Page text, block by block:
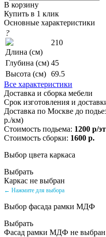
В корзину
Купить в 1 клик
Основные характеристики
?
Длина (см)
210
Глубина (см) 45
Высота (см) 69.5
Все характеристики
Доставка и сборка мебели
Срок изготовления и
Доставка по Москве до
р./км)
Стоимость подьема: 1200 р/
Стоимость сборки: 1600 р.
Выбор цвета каркаса
Выбрать
Каркас не выбран
← Нажмите для выбора
Выбор фасада рамки МДФ
Выбрать
Фасад рамки МДФ не выбран